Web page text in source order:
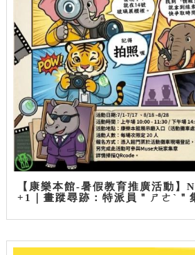
【康樂本館-暑假教育推廣活動】
+1｜畫蹤尋跡：特派員＂ㄕㄜˋ＂